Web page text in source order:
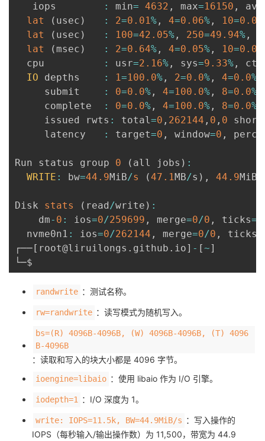
   iops
: min= 4632 , max=16150 , avg
lat
( usec ) : 2=0.01% , 4=0.06% , 10=0.02
lat
( usec ) : 100=42.05% , 250=49.94% ,
lat
( msec ) : 2=0.64% , 4=0.05% , 10=0.01
  cpu
: usr=2.16% , sys=9.33% , ctx
IO depths : 1=100.0% , 2=0.0% , 4=0.0%
     submit
: 0=0.0% , 4=100.0% , 8=0.0%
     complete
: 0=0.0% , 4=100.0% , 8=0.0%
     issued rwts
: total=0 , 262144 , 0 , 0 short
     latency
: target=0 , window=0 ,
Run status group 0 ( all jobs ) :
WRITE : bw=44.9MiB/s (47.1MB/s ) , 44.9MiB
Disk stats ( read/write ) :
    dm
- 0 : ios=0/259699 , merge=0/0 , ticks=
  nvme0n1
: ios=0/262144 , merge=0/0 , ticks
┌──[ root@liruilongs . github . io] - [~]
randwrite ：测试名称。
rw=randwrite ：读写模式为随机写入。
bs=(R) 4096B-4096B, (W) 4096B-4096B, (T) 4096
B-4096B
：读取和写入的块大小都是 4096 字节。
ioengine=libaio ：使用 libaio 作为 I/O 引擎。
iodepth=1 ：I/O 深度为 1。
write: IOPS=11.5k, BW=44.9MiB/s ：写入操作的
IOPS（每秒输入/输出操作数）为 11,500，带宽为 44.9